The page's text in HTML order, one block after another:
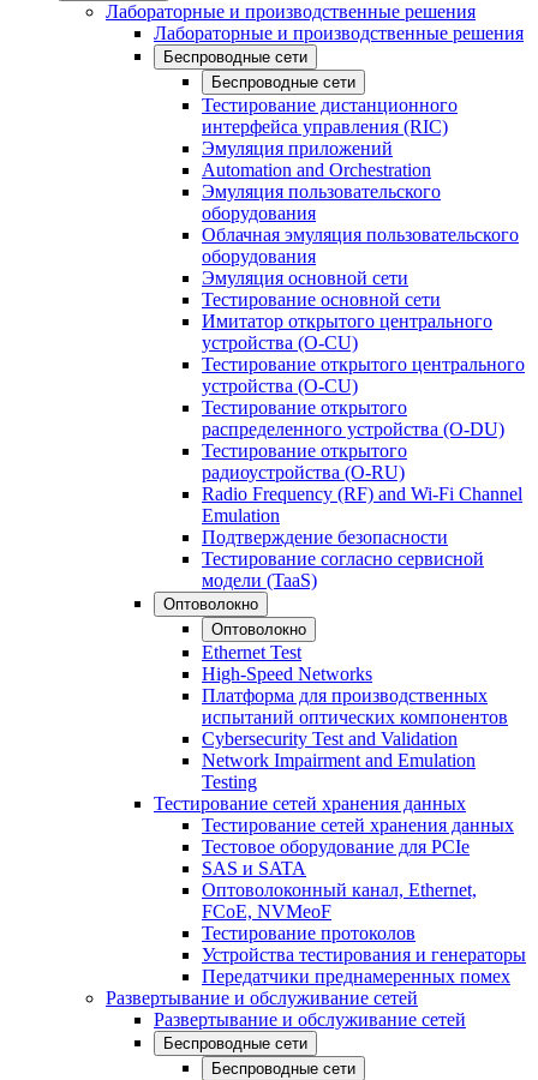
Лабораторные и производственные решения
Лабораторные и производственные решения
Беспроводные сети
Беспроводные сети
Тестирование дистанционного
интерфейса управления (RIC)
Эмуляция приложений
Automation and Orchestration
Эмуляция пользовательского
оборудования
Облачная эмуляция пользовательского
оборудования
Эмуляция основной сети
Тестирование основной сети
Имитатор открытого центрального
устройства (O-CU)
Тестирование открытого центрального
устройства (O-CU)
Тестирование открытого
распределенного устройства (O-DU)
Тестирование открытого
радиоустройства (O-RU)
Radio Frequency (RF) and Wi-Fi Channel
Emulation
Подтверждение безопасности
Тестирование согласно сервисной
модели (TaaS)
Оптоволокно
Оптоволокно
Ethernet Test
High-Speed Networks
Платформа для производственных
испытаний оптических компонентов
Cybersecurity Test and Validation
Network Impairment and Emulation
Testing
Тестирование сетей хранения данных
Тестирование сетей хранения данных
Тестовое оборудование для PCIe
SAS и SATA
Оптоволоконный канал, Ethernet,
FCoE, NVMeoF
Тестирование протоколов
Устройства тестирования и генераторы
Передатчики преднамеренных помех
Развертывание и обслуживание сетей
Развертывание и обслуживание сетей
Беспроводные сети
Беспроводные сети